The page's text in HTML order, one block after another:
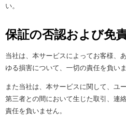
い。
保証の否認および免
当社は、本サービスによってお客様、
ゆる損害について、一切の責任を負いま
また当社は、本サービスに関して、ユ
第三者との間において生じた取引、連
責任を負いません。